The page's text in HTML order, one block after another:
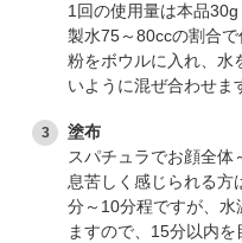
1回の使用量は本品
製水75～80ccの割合で
粉をボウルに入れ、水
いように混ぜ合わせま
塗布
スパチュラでお顔全体
息苦しく感じられる方
分～10分程ですが、水
ますので、15分以内を